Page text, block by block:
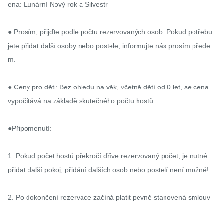
ena: Lunární Nový rok a Silvestr
● Prosím, přijďte podle počtu rezervovaných osob. Pokud potřebu
jete přidat další osoby nebo postele, informujte nás prosím přede
m.
● Ceny pro děti: Bez ohledu na věk, včetně dětí od 0 let, se cena
vypočítává na základě skutečného počtu hostů.
●Připomenutí:
1. Pokud počet hostů překročí dříve rezervovaný počet, je nutné
přidat další pokoj; přidání dalších osob nebo postelí není možné!
2. Po dokončení rezervace začíná platit pevně stanovená smlouv